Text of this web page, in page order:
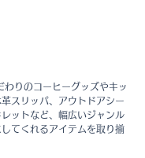
りのコーヒーグッズやキッ
スリッパ、アウトドアシー
ットなど、幅広いジャンル
てくれるアイテムを取り揃